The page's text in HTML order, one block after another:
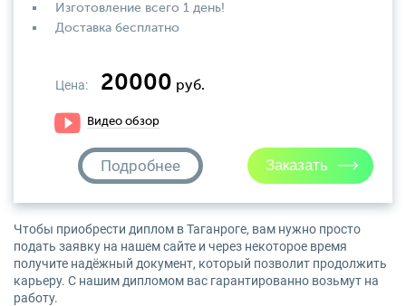
Изготовление всего 1 день!
Доставка бесплатно
Цена: 20000 руб.
Видео обзор
Подробнее
Чтобы приобрести диплом в Таганроге, вам нужно просто
подать заявку на нашем сайте и через некоторое время
получите надёжный документ, который позволит продолжить
карьеру. С нашим дипломом вас гарантированно возьмут на
работу.